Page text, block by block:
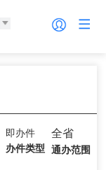
即办件
办件类型
全省
通办范围